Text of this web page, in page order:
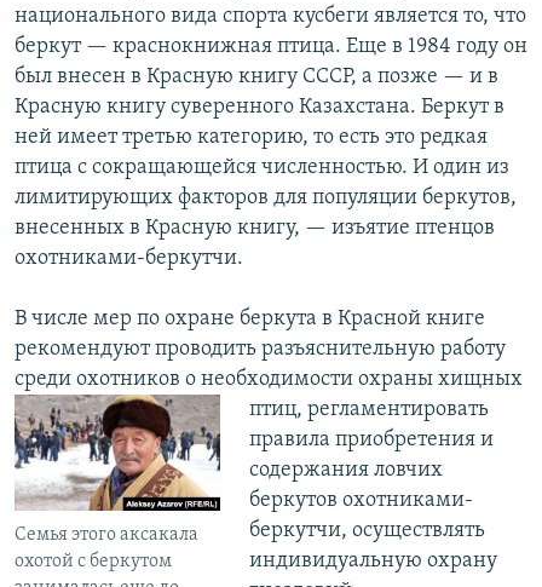
национального вида спорта кусбеги является то, что
беркут — краснокнижная птица. Еще в 1984 году он
был внесен в Красную книгу СССР, а позже — и в
Красную книгу суверенного Казахстана. Беркут в
ней имеет третью категорию, то есть это редкая
птица с сокращающейся численностью. И один из
лимитирующих факторов для популяции беркутов,
внесенных в Красную книгу, — изъятие птенцов
охотниками-беркутчи.
В числе мер по охране беркута в Красной книге
рекомендуют проводить разъяснительную работу
среди охотников о необходимости охраны хищных
Семья этого аксакала
охотой с беркутом
птиц, регламентировать
правила приобретения и
содержания ловчих
беркутов охотниками-
беркутчи, осуществлять
индивидуальную охрану